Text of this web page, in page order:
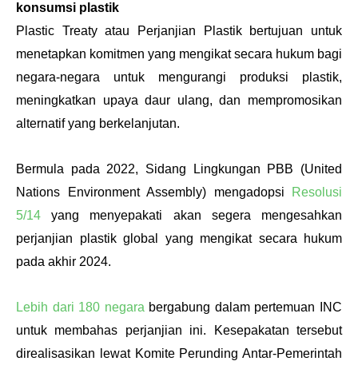
konsumsi plastik
Plastic Treaty atau Perjanjian Plastik bertujuan untuk
menetapkan komitmen yang mengikat secara hukum bagi
negara-negara untuk mengurangi produksi plastik,
meningkatkan upaya daur ulang, dan mempromosikan
alternatif yang berkelanjutan.
Bermula pada 2022, Sidang Lingkungan PBB (United
Nations Environment Assembly) mengadopsi
Resolusi
5/14 yang menyepakati akan segera mengesahkan
perjanjian plastik global yang mengikat secara hukum
pada akhir 2024.
Lebih dari 180 negara bergabung dalam pertemuan INC
untuk membahas perjanjian ini. Kesepakatan tersebut
direalisasikan lewat Komite Perunding Antar-Pemerintah